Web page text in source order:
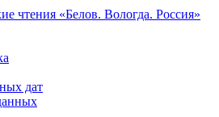
чтения «Белов. Вологда. Россия»
дат